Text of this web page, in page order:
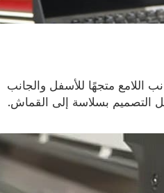
اللامع متجهًا للأسفل والجانب
التصميم بسلاسة إلى القماش.